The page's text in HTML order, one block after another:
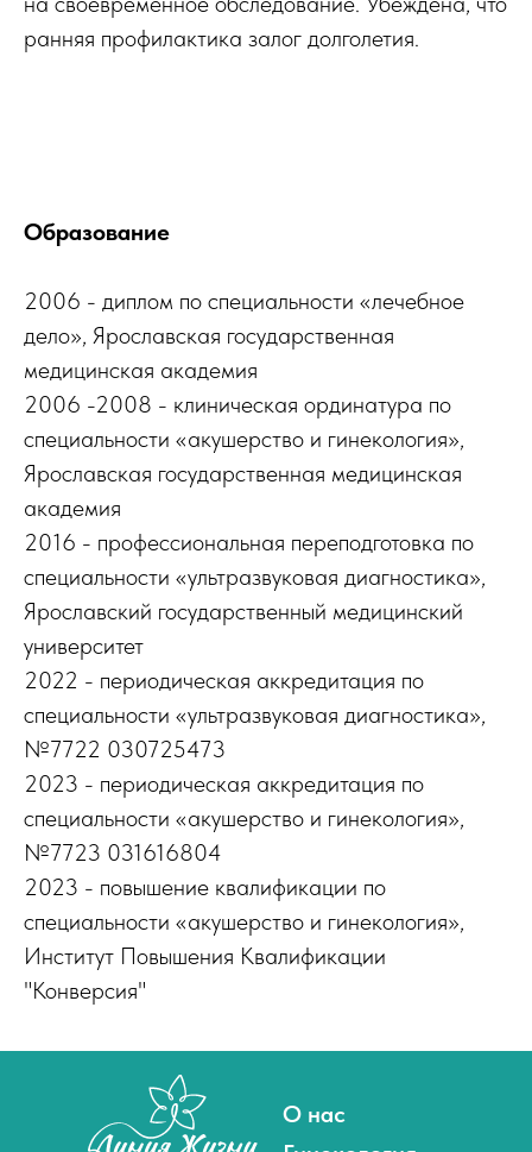
ранняя профилактика залог долголетия.
Образование
2006 - диплом по специальности «лечебное
дело», Ярославская государственная
медицинская академия
2006 -2008 - клиническая ординатура по
специальности «акушерство и гинекология»,
Ярославская государственная медицинская
академия
2016 - профессиональная переподготовка по
специальности «ультразвуковая диагностика»,
Ярославский государственный медицинский
университет
2022 - периодическая аккредитация по
специальности «ультразвуковая диагностика»,
№7722 030725473
2023 - периодическая аккредитация по
специальности «акушерство и гинекология»,
№7723 031616804
2023 - повышение квалификации по
специальности «акушерство и гинекология»,
Институт Повышения Квалификации
"Конверсия"
О нас